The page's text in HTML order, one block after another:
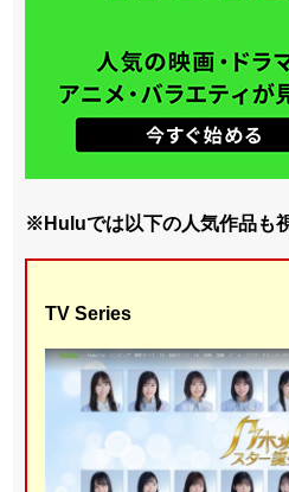
※Huluでは以下の人気作品も
TV Series